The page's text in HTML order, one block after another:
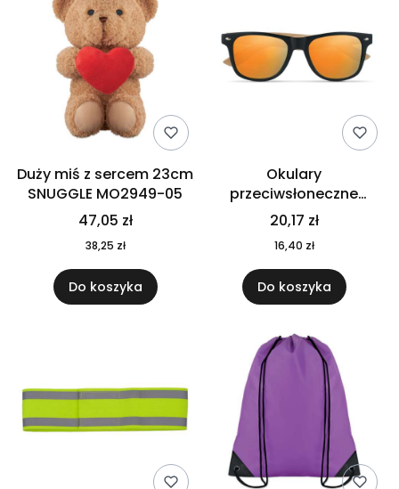
Duży miś z sercem 23cm
SNUGGLE MO2949-05
47,05 zł
38,25 zł
Do koszyka
Okulary
przeciwsłoneczne
CALIFORNIA TOUCH
MO9617-10
20,17 zł
16,40 zł
Do koszyka